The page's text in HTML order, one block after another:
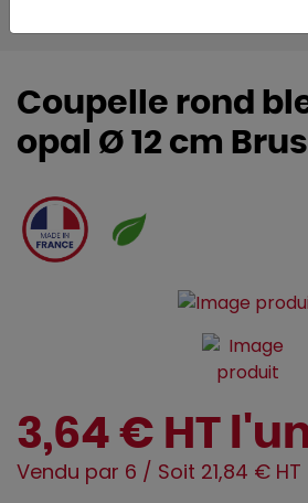
Coupelle rond
opal Ø 12 cm
3,64 € HT
Vendu par 6 / Soit 21,84 € HT